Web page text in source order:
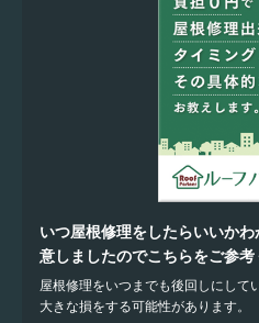
いつ屋根修理をしたらいいか
意しましたのでこちらをご参考
屋根修理をいつまでも後回しにして
大きな損をする可能性があります。